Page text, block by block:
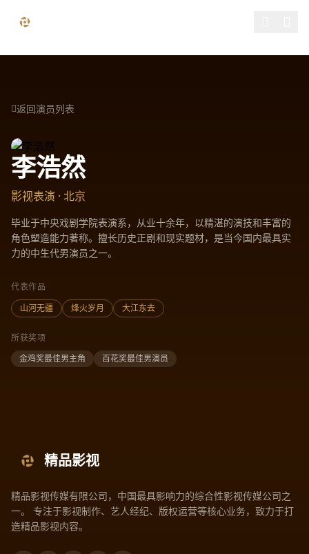
精品影视 - 免费在线观看高清电影电视剧热门综艺纪录片全
返回演员列表
李浩然
影视表演 · 北京
毕业于中央戏剧学院表演系，从业十余年，以精湛的演技和丰富的
角色塑造能力著称。擅长历史正剧和现实题材，是当今国内最具实
力的中生代男演员之一。
代表作品
山河无疆
烽火岁月 大江东去
所获奖项
金鸡奖最佳男主角
百花奖最佳男演员
精品影视
精品影视传媒有限公司，中国最具影响力的综合性影视传媒公司之
一。 专注于影视制作、艺人经纪、版权运营等核心业务，致力于打
造精品影视内容。